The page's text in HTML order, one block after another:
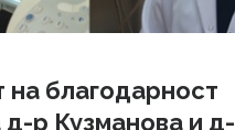
благодарност
д-р Кузманова и